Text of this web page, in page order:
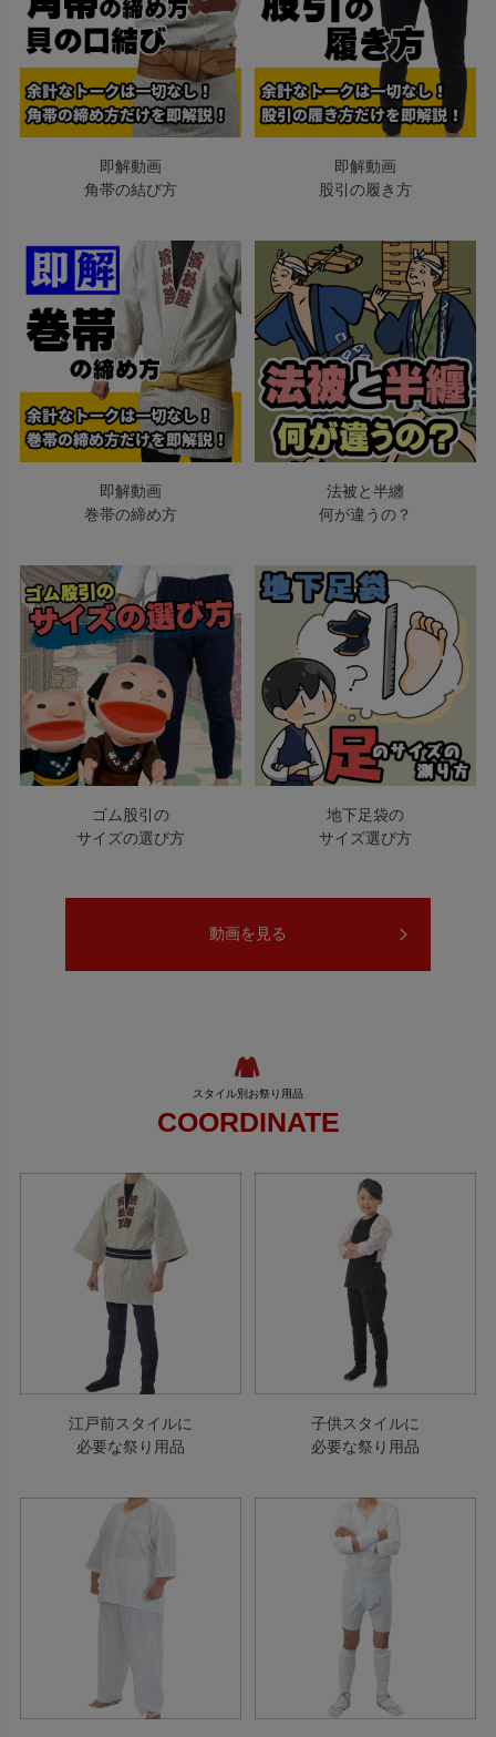
即解動画
角帯の結び方
即解動画
股引の履き方
即解動画
巻帯の締め方
法被と半纏
何が違うの？
ゴム股引の
サイズの選び方
地下足袋の
サイズ選び方
動画を見る
COORDINATE
江戸前スタイルに
必要な祭り用品
子供スタイルに
必要な祭り用品